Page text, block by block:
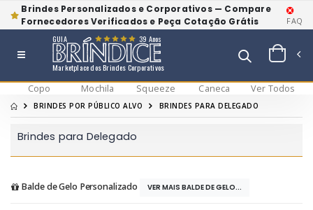
Brindes Personalizados e Corporativos — Compare
Fornecedores Verificados e Peça Cotação Grátis
FAQ
Marketplace dos Brindes Corporativos
GUIA 39 Anos
Copo Mochila Squeeze Caneca Ver Todos
BRINDES POR PÚBLICO ALVO BRINDES PARA DELEGADO
Brindes para Delegado
Balde de Gelo Personalizado VER MAIS BALDE DE GELO...